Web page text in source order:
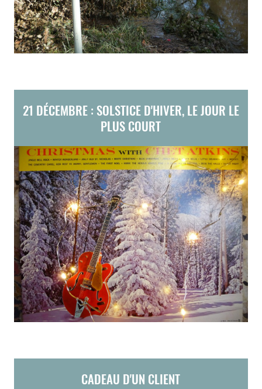
21 DÉCEMBRE : SOLSTICE D'HIVER, LE JOUR LE
PLUS COURT
CADEAU D'UN CLIENT